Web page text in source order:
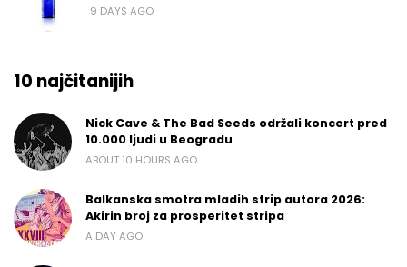
9 DAYS AGO
10 najčitanijih
Nick Cave & The Bad Seeds održali koncert pred
10.000 ljudi u Beogradu
ABOUT 10 HOURS AGO
Balkanska smotra mladih strip autora 2026:
Akirin broj za prosperitet stripa
A DAY AGO